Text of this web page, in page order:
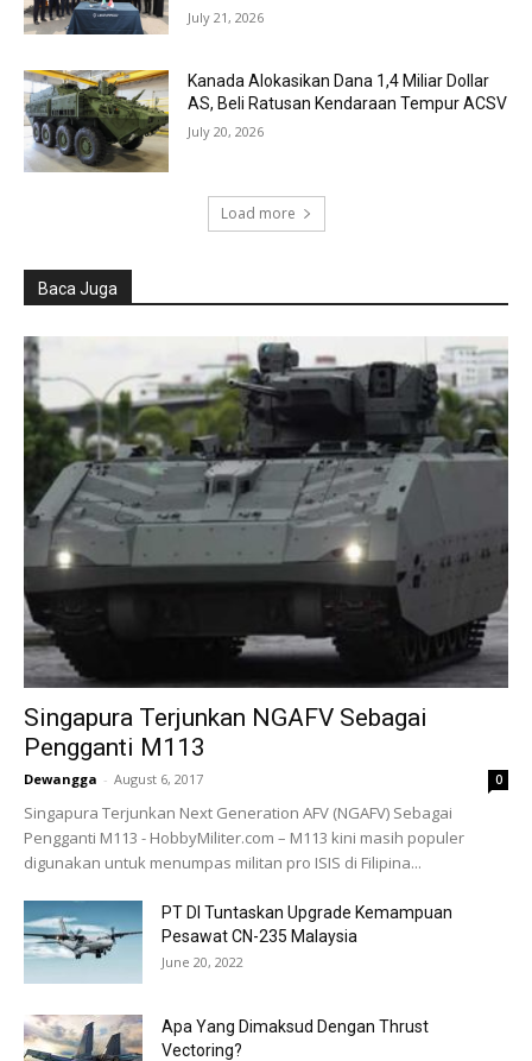
July 21, 2026
Kanada Alokasikan Dana 1,4 Miliar Dollar
AS, Beli Ratusan Kendaraan Tempur ACSV
July 20, 2026
Load more
Baca Juga
Singapura Terjunkan NGAFV Sebagai
Pengganti M113
Dewangga - August 6, 2017 0
Singapura Terjunkan Next Generation AFV (NGAFV) Sebagai
Pengganti M113 - HobbyMiliter.com – M113 kini masih populer
digunakan untuk menumpas militan pro ISIS di Filipina...
PT DI Tuntaskan Upgrade Kemampuan
Pesawat CN-235 Malaysia
June 20, 2022
Apa Yang Dimaksud Dengan Thrust
Vectoring?